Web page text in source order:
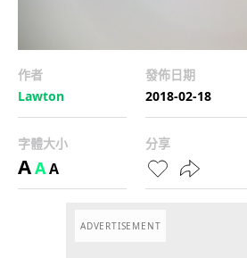
作者
Lawton
發佈日期
2018-02-18
字體大小
AAA
分享
ADVERTISEMENT